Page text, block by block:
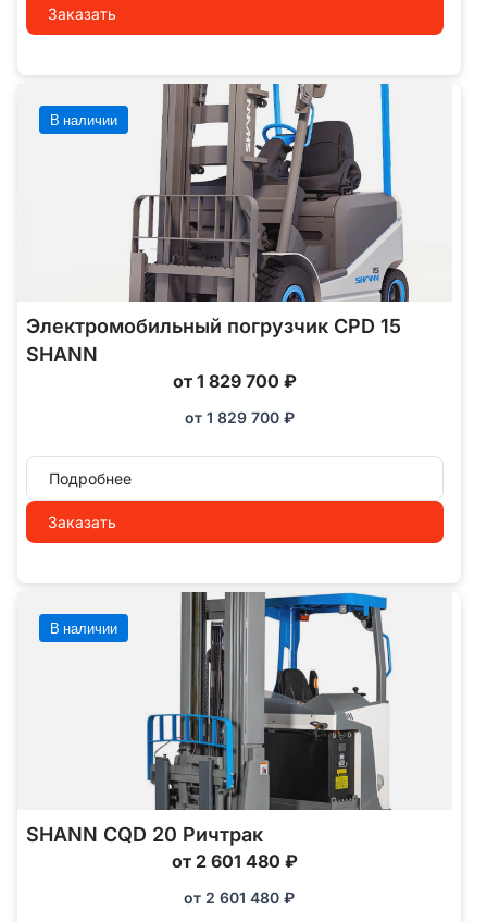
Заказать
В наличии
Электромобильный погрузчик CPD 15
SHANN
от 1 829 700 ₽
от 1 829 700 ₽
Подробнее
Заказать
В наличии
SHANN CQD 20 Ричтрак
от 2 601 480 ₽
от 2 601 480 ₽